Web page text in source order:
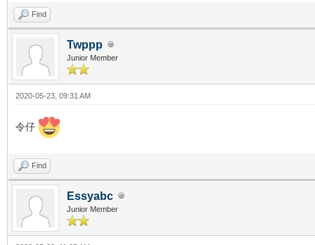
Find
Twppp
Junior Member
2020-05-23, 09:31 AM
令仔
Find
Essyabc
Junior Member